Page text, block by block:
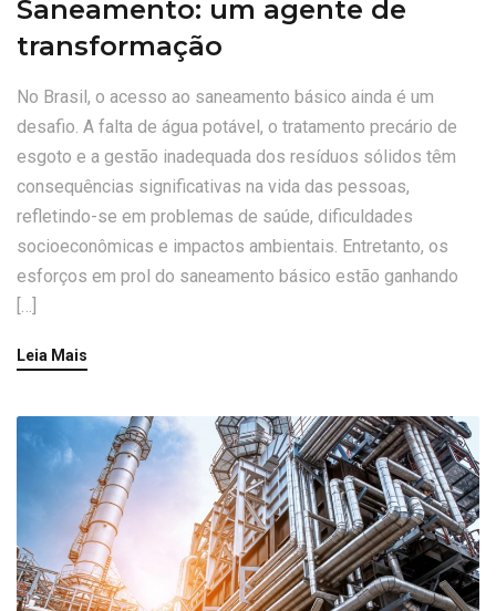
Saneamento: um agente de
transformação
No Brasil, o acesso ao saneamento básico ainda é um
desafio. A falta de água potável, o tratamento precário de
esgoto e a gestão inadequada dos resíduos sólidos têm
consequências significativas na vida das pessoas,
refletindo-se em problemas de saúde, dificuldades
socioeconômicas e impactos ambientais. Entretanto, os
esforços em prol do saneamento básico estão ganhando
Leia Mais